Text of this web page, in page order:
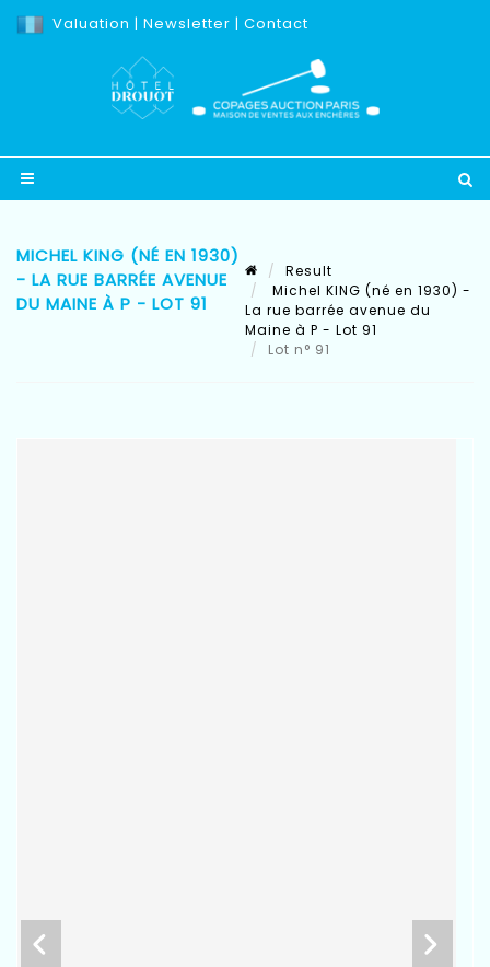
Valuation | Newsletter | Contact
MICHEL KING (NÉ EN 1930)
- LA RUE BARRÉE AVENUE
DU MAINE À P - LOT 91
Result
Michel KING (né en 1930) -
La rue barrée avenue du
Maine à P - Lot 91
Lot n° 91